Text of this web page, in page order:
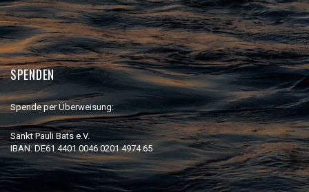
SPENDEN
Spende per Überweisung:
Sankt Pauli Bats e.V.
IBAN: DE61 4401 0046 0201 4974 65